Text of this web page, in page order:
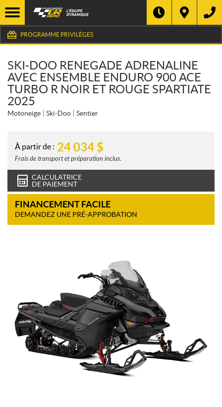
PROGRAMME PRIVILÈGES
SKI-DOO RENEGADE ADRENALINE
AVEC ENSEMBLE ENDURO 900 ACE
TURBO R NOIR ET ROUGE SPARTIATE
2025
Motoneige Ski-Doo Sentier
À partir de : 24 034 $
Frais de transport et préparation inclus.
CALCULATRICE
DE PAIEMENT
FINANCEMENT FACILE
DEMANDEZ UNE PRÉ-APPROBATION